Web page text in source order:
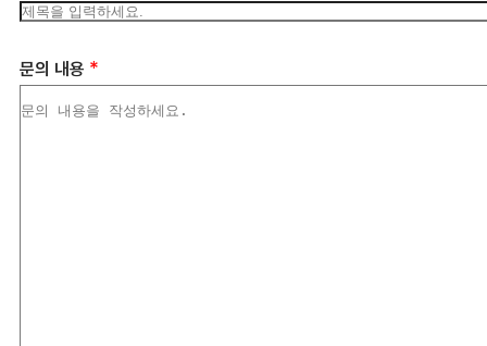
문의 내용 *